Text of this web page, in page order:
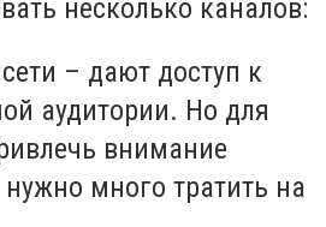
несколько каналов:
– дают доступ к
аудитории. Но для
внимание
нужно много тратить на